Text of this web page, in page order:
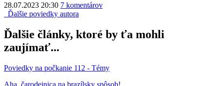
28.07.2023 20:30 7 komentárov
Ďalšie poviedky autora
Ďalšie články, ktoré by ťa mohli
zaujímať...
Poviedky na počkanie 112 - Témy
Aha, čarodejnica na brazílsky spôsob!